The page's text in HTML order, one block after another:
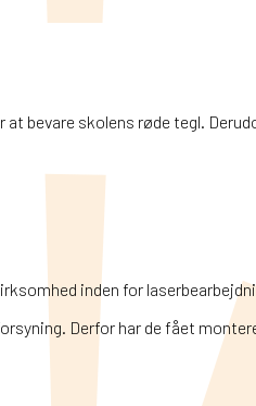
bevare skolens røde tegl.
inden for
Derfor har de fået